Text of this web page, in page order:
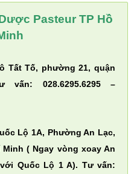
Pasteur TP Hồ
Tất Tố, phường 21, quận
vấn: 028.6295.6295 –
Lộ 1A, Phường An Lạc,
( Ngay vòng xoay An
Quốc Lộ 1 A). Tư vấn: